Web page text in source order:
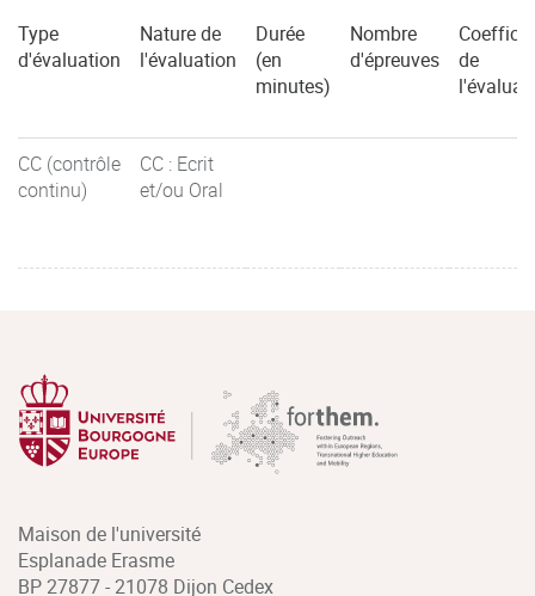
Type
d'évaluation
Nature de
l'évaluation
Durée
(en
minutes)
Nombre
d'épreuves
de
CC (contrôle
continu)
CC : Ecrit
et/ou Oral
Maison de l'université
Esplanade Erasme
BP 27877 - 21078 Dijon Cedex